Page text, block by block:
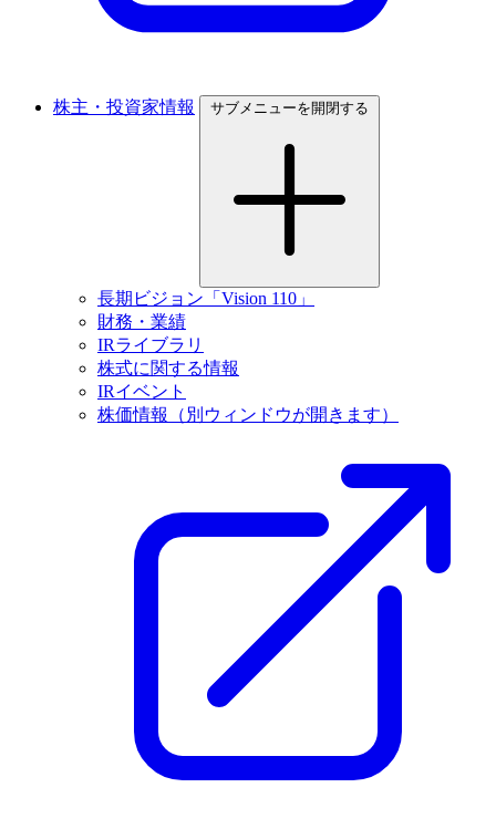
株主・投資家情報 サブメニューを開閉する
長期ビジョン「Vision 110」
財務・業績
IRライブラリ
株式に関する情報
IRイベント
株価情報
（別ウィンドウが開きます）